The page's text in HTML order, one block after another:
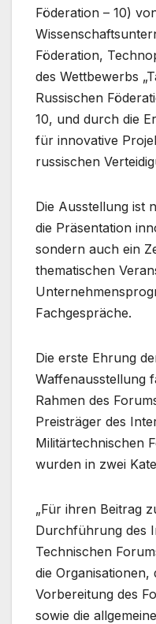
Föderation – 10)
Föderation,
des Wettbewerbs
Russischen
10, und durch die
für innovative
russischen
Die Ausstellung ist
die Präsentation
sondern auch ein
thematischen
Fachgespräche.
Die erste Ehrung
Waffenausstellung
Rahmen des
Preisträger des
Militärtechnischen
wurden in zwei
„Für ihren Beitrag
Durchführung des
Technischen
die
Vorbereitung des
sowie die